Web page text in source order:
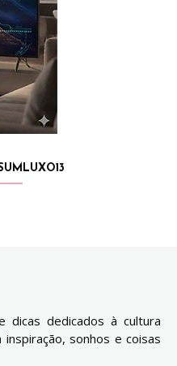
dicas dedicados à cultura
sonhos e coisas